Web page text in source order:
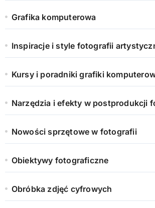
Grafika komputerowa
Inspiracje i style fotografii
Kursy i poradniki grafiki
Narzędzia i efekty w postprodukcji
Nowości sprzętowe w fotografii
Obiektywy fotograficzne
Obróbka zdjęć cyfrowych